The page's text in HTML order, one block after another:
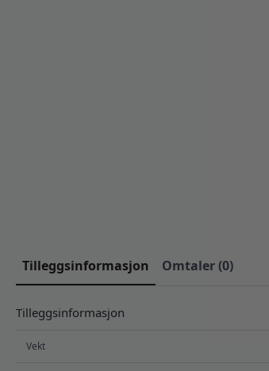
Tilleggsinformasjon Omtaler (0)
Tilleggsinformasjon
Vekt